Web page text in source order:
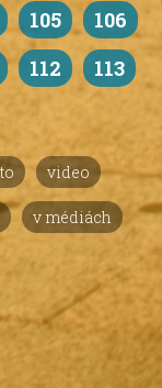
105
106
112 113
video
v médiách